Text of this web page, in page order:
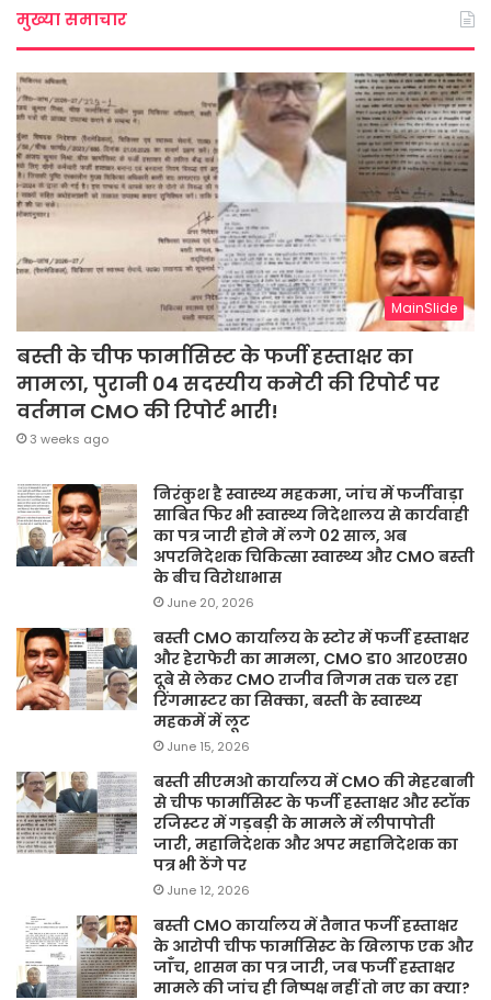
मुख्या समाचार
MainSlide
बस्ती के चीफ फार्मासिस्ट के फर्जी हस्ताक्षर का
मामला, पुरानी 04 सदस्यीय कमेटी की रिपोर्ट पर
वर्तमान CMO की रिपोर्ट भारी!
3 weeks ago
निरंकुश है स्वास्थ्य महकमा, जांच में फर्जीवाड़ा
साबित फिर भी स्वास्थ्य निदेशालय से कार्यवाही
का पत्र जारी होने में लगे 02 साल, अब
अपरनिदेशक चिकित्सा स्वास्थ्य और CMO बस्ती
के बीच विरोधाभास
June 20, 2026
बस्ती CMO कार्यालय के स्टोर में फर्जी हस्ताक्षर
और हेराफेरी का मामला, CMO डा० आर०एस०
दूबे से लेकर CMO राजीव निगम तक चल रहा
रिंगमास्टर का सिक्का, बस्ती के स्वास्थ्य
महकमें में लूट
June 15, 2026
बस्ती सीएमओ कार्यालय में CMO की मेहरबानी
से चीफ फार्मासिस्ट के फर्जी हस्ताक्षर और स्टॉक
रजिस्टर में गड़बड़ी के मामले में लीपापोती
जारी, महानिदेशक और अपर महानिदेशक का
पत्र भी ठेंगे पर
June 12, 2026
बस्ती CMO कार्यालय में तैनात फर्जी हस्ताक्षर
के आरोपी चीफ फार्मासिस्ट के खिलाफ एक और
जाँच, शासन का पत्र जारी, जब फर्जी हस्ताक्षर
मामले की जांच ही निष्पक्ष नहीं तो नए का क्या?